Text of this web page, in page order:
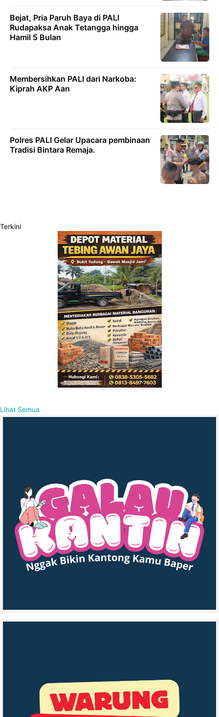
Bejat, Pria Paruh Baya di PALI
Rudapaksa Anak Tetangga hingga
Hamil 5 Bulan
Membersihkan PALI dari Narkoba:
Kiprah AKP Aan
Polres PALI Gelar Upacara pembinaan
Tradisi Bintara Remaja.
Terkini
Lihat Semua